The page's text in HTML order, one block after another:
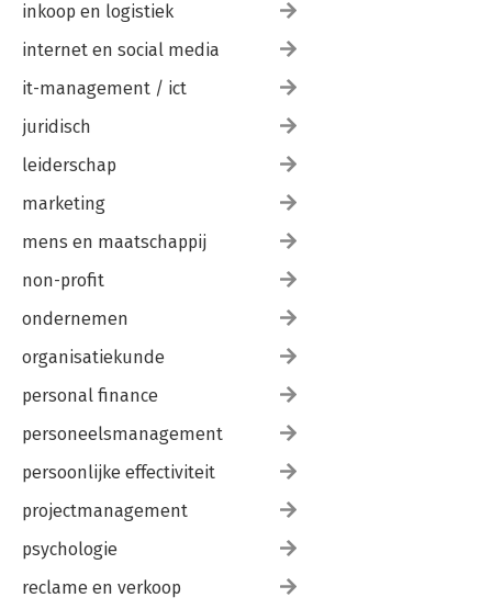
inkoop en logistiek
internet en social media
it-management / ict
juridisch
leiderschap
marketing
mens en maatschappij
non-profit
ondernemen
organisatiekunde
personal finance
personeelsmanagement
persoonlijke effectiviteit
projectmanagement
psychologie
reclame en verkoop